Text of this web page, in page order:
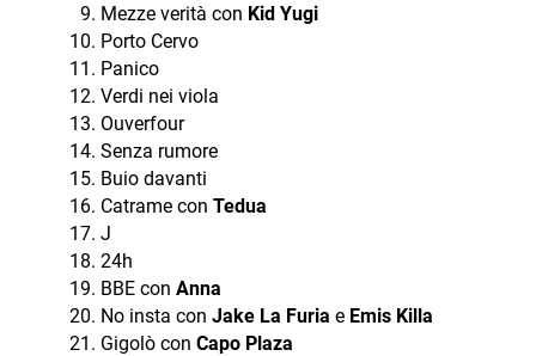
Mezze verità con Kid Yugi
Porto Cervo
Panico
Verdi nei viola
Ouverfour
Senza rumore
Buio davanti
Catrame con Tedua
J
24h
BBE con Anna
No insta con Jake La Furia e Emis Killa
Gigolò con Capo Plaza